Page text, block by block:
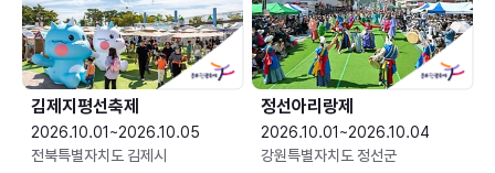
김제지평선축제
2026.10.01~2026.10.05
전북특별자치도 김제시
정선아리랑제
2026.10.01~2026.10.04
강원특별자치도 정선군